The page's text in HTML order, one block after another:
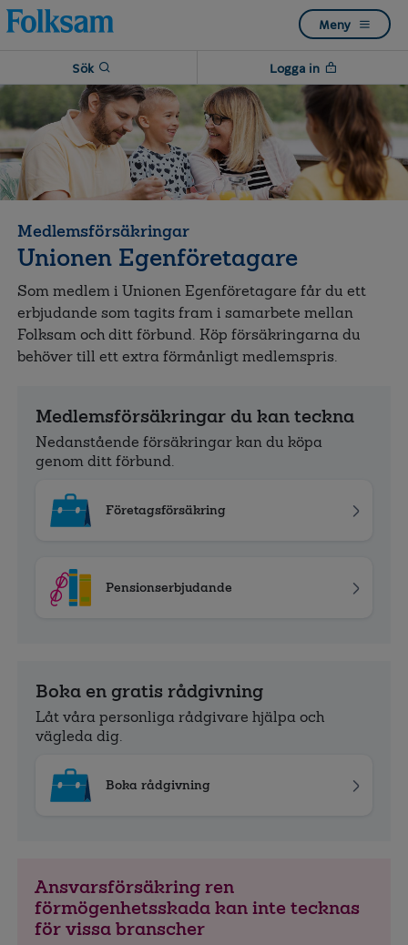
Till
navigation
Till
innehåll
Meny
Sök Logga in
Medlemsförsäkringar
Unionen Egenföretagare
Som medlem i Unionen Egenföretagare får du ett
erbjudande som tagits fram i samarbete mellan
Folksam och ditt förbund. Köp försäkringarna du
behöver till ett extra förmånligt medlemspris.
Medlemsförsäkringar du kan teckna
Nedanstående försäkringar kan du köpa
genom ditt förbund.
Företagsförsäkring
Pensionserbjudande
Boka en gratis rådgivning
Låt våra personliga rådgivare hjälpa och
vägleda dig.
Boka rådgivning
Ansvarsförsäkring ren
förmögenhetsskada kan inte tecknas
för vissa branscher